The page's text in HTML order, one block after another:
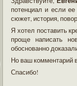
потенциал и если
сюжет, история,
Я хотел поставить
проще написать
обоснованно
Но ваш комментарий
Спасибо!